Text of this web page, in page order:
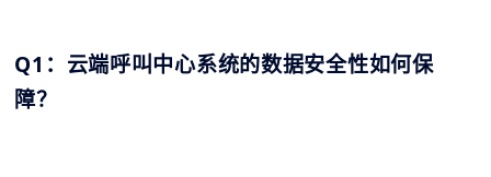
Q1：云端呼叫中心系统的数据安全性如何保
障？